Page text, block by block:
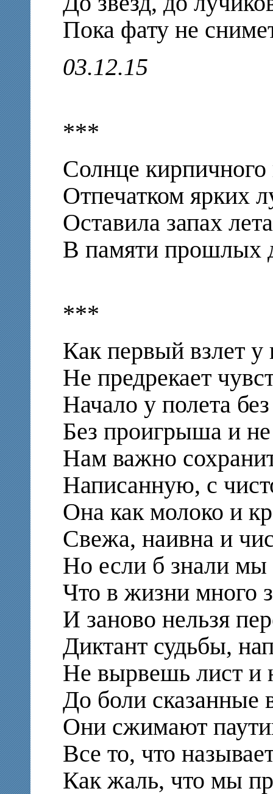
Пока фату не
03.12.15
***
Солнце кирпичного
Отпечатком ярких
Оставила запах лета
В памяти прошлых
***
Как первый взлет
Не предрекает
Начало у полета
Без проигрыша и
Нам важно
Написанную, с
Она как молоко и
Свежа, наивна и
Но если б знали мы
Что в жизни много
И заново нельзя
Диктант судьбы,
Не вырвешь лист и
До боли сказанные
Они сжимают
Все то, что
Как жаль, что мы